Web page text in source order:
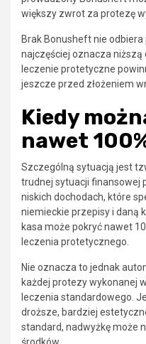
większy zwrot za protezę
Brak Bonusheft nie
najczęściej oznacza niższą
leczenie protetyczne
jeszcze przed złożeniem
Kiedy
nawet
Szczególną sytuacją jest
trudnej sytuacji finansowej
niskich dochodach, które
niemieckie przepisy i daną
kasa może pokryć nawet
leczenia protetycznego.
Nie oznacza to jednak
każdej protezy wykonanej
leczenia standardowego.
droższe, bardziej
standard, nadwyżkę może